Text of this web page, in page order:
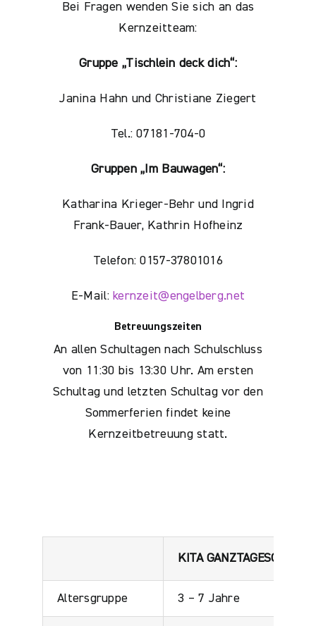
Bei Fragen wenden Sie sich an das
Kernzeitteam:
Gruppe „Tischlein deck dich“:
Janina Hahn und Christiane Ziegert
Tel.: 07181-704-0
Gruppen „Im Bauwagen“:
Katharina Krieger-Behr und Ingrid
Frank-Bauer, Kathrin Hofheinz
Telefon: 0157-37801016
E-Mail: kernzeit@engelberg.net
Betreuungszeiten
An allen Schultagen nach Schulschluss
von 11:30 bis 13:30 Uhr. Am ersten
Schultag und letzten Schultag vor den
Sommerferien findet keine
Kernzeitbetreuung statt.
KITA
Altersgruppe 3 – 7 Jahre